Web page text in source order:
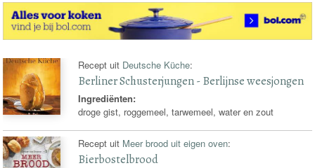
Recept uit Deutsche Küche:
Berliner Schusterjungen - Berlijnse weesjongen
Ingrediënten:
droge gist, roggemeel, tarwemeel, water en zout
Recept uit Meer brood uit eigen oven:
Bierbostelbrood